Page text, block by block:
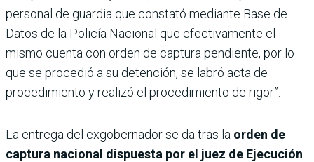
personal de guardia que constató mediante Base de
Datos de la Policía Nacional que efectivamente el
mismo cuenta con orden de captura pendiente, por lo
que se procedió a su detención, se labró acta de
procedimiento y realizó el procedimiento de rigor”.
La entrega del exgobernador se da tras la orden de
captura nacional dispuesta por el juez de Ejecución